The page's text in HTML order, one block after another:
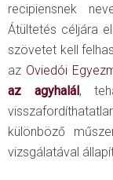
recipiensnek
Átültetés céljára
szövetet kell
az Oviedói
az agyhalál,
különböző
vizsgálatával